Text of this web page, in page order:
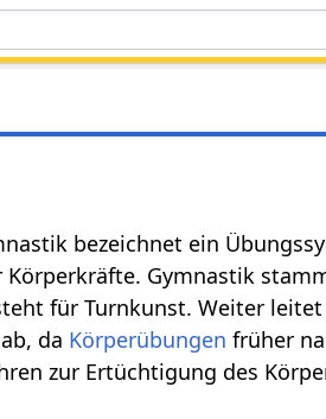
bezeichnet ein
Körperkräfte. Gymnastik
für Turnkunst. Weiter
da Körperübungen früher
zur Ertüchtigung des